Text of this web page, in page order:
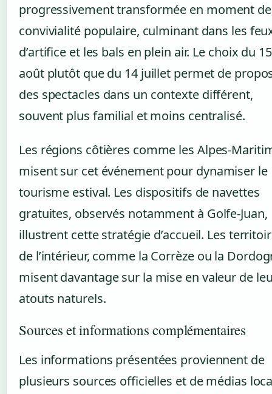
progressivement transformée en moment de
convivialité populaire, culminant dans les
d’artifice et les bals en plein air. Le choix du 15
août plutôt que du 14 juillet permet de
des spectacles dans un contexte différent,
souvent plus familial et moins centralisé.
Les régions côtières comme les Alpes-
misent sur cet événement pour dynamiser le
tourisme estival. Les dispositifs de navettes
gratuites, observés notamment à Golfe-Juan,
illustrent cette stratégie d’accueil. Les
de l’intérieur, comme la Corrèze ou la
misent davantage sur la mise en valeur de
atouts naturels.
Sources et informations complémentaires
Les informations présentées proviennent de
plusieurs sources officielles et de médias